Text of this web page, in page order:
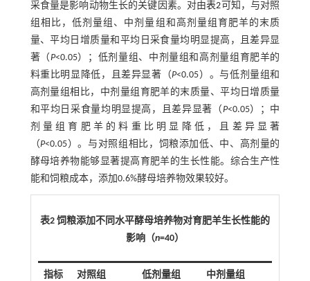
采食量是影响动物生长的关键因素。对由表2 可知，与对照
组相比，低剂量组、中剂量组和高剂量组育肥羊的末质
量、平均日增质量和平均日采食量均明显提高，且差异显
著（P<0.05）；低剂量组、中剂量组和高剂量组育肥羊的
料重比明显降低，且差异显著（P<0.05）。与低剂量组和
高剂量组相比，中剂量组育肥羊的末质量、平均日增质量
和平均日采食量均明显提高，且差异显著（P<0.05）；中
剂量组育肥羊的料重比明显降低，且差异显著
（P<0.05）。与对照组相比，饲粮添加低、中、高剂量的
酵母培养物能够显著提高育肥羊的生长性能。综合生产性
能和饲粮成本，添加0.6%酵母培养物效果较好。
表2 饲粮添加不同水平酵母培养物对育肥羊生长性能的
影响（n=40）
指标 对照组 低剂量组 中剂量组